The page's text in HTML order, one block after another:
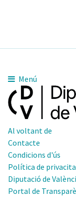
Menú
Al voltant de
Contacte
Condicions d'ús
Política de
Diputació de
Portal de